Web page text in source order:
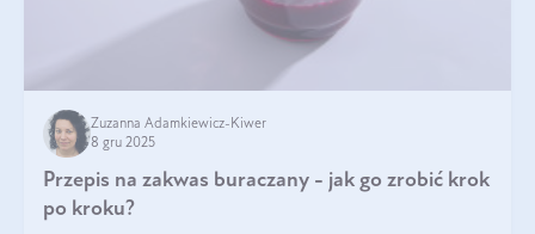
Zuzanna Adamkiewicz-Kiwer
8 gru 2025
Przepis na zakwas buraczany - jak go zrobić krok
po kroku?